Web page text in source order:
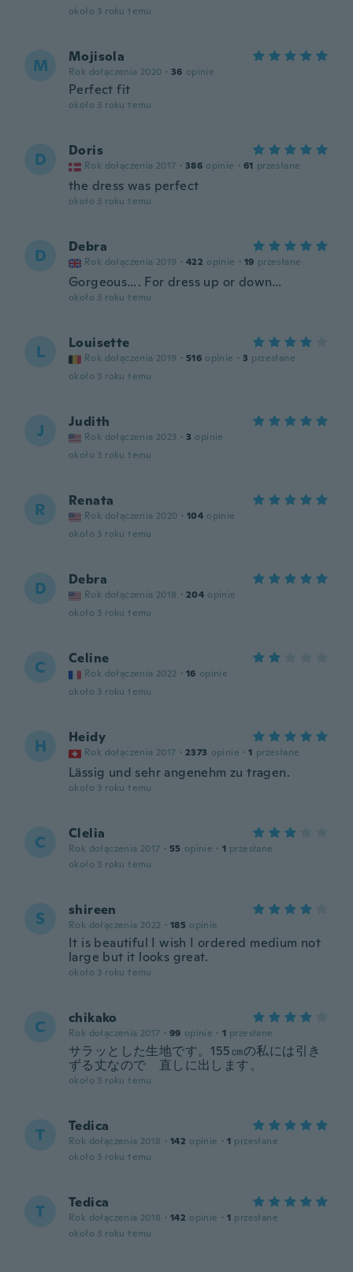
około 3 roku temu
M Mojisola
Rok dołączenia 2020 · 36 opinie
Perfect fit
około 3 roku temu
D Doris
Rok dołączenia 2017 · 386 opinie · 61 przesłane
the dress was perfect
około 3 roku temu
D Debra
Rok dołączenia 2019 · 422 opinie · 19 przesłane
Gorgeous…. For dress up or down…
około 3 roku temu
L Louisette
Rok dołączenia 2019 · 516 opinie · 3 przesłane
około 3 roku temu
J Judith
Rok dołączenia 2023 · 3 opinie
około 3 roku temu
R Renata
Rok dołączenia 2020 · 104 opinie
około 3 roku temu
D Debra
Rok dołączenia 2018 · 204 opinie
około 3 roku temu
C Celine
Rok dołączenia 2022 · 16 opinie
około 3 roku temu
H Heidy
Rok dołączenia 2017 · 2373 opinie · 1 przesłane
Lässig und sehr angenehm zu tragen.
około 3 roku temu
C Clelia
Rok dołączenia 2017 · 55 opinie · 1 przesłane
około 3 roku temu
S shireen
Rok dołączenia 2022 · 185 opinie
It is beautiful I wish I ordered medium not
large but it looks great.
około 3 roku temu
C chikako
Rok dołączenia 2017 · 99 opinie · 1 przesłane
サラッとした生地です。155㎝の私には引き
ずる丈なので 直しに出します。
około 3 roku temu
T Tedica
Rok dołączenia 2018 · 142 opinie · 1 przesłane
około 3 roku temu
T Tedica
Rok dołączenia 2018 · 142 opinie · 1 przesłane
około 3 roku temu